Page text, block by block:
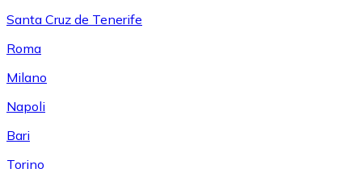
Santa Cruz de Tenerife
Roma
Milano
Napoli
Bari
Torino